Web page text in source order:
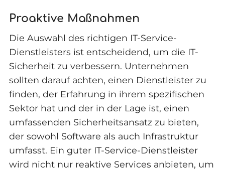
Proaktive Maßnahmen
Die Auswahl des richtigen IT-Service-
Dienstleisters ist entscheidend, um die IT-
Sicherheit zu verbessern. Unternehmen
sollten darauf achten, einen Dienstleister zu
finden, der Erfahrung in ihrem spezifischen
Sektor hat und der in der Lage ist, einen
umfassenden Sicherheitsansatz zu bieten,
der sowohl Software als auch Infrastruktur
umfasst. Ein guter IT-Service-Dienstleister
wird nicht nur reaktive Services anbieten, um